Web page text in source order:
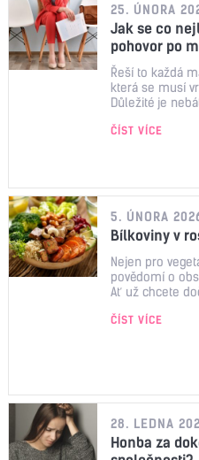
25. ÚNORA
Jak se co
pohovor po
Řeší to každá
která se musí
Důležité je
ČÍST VÍCE
5. ÚNORA
Bílkoviny v
Nejen pro
povědomí o
Ať už chcete
ČÍST VÍCE
28. LEDNA
Honba za